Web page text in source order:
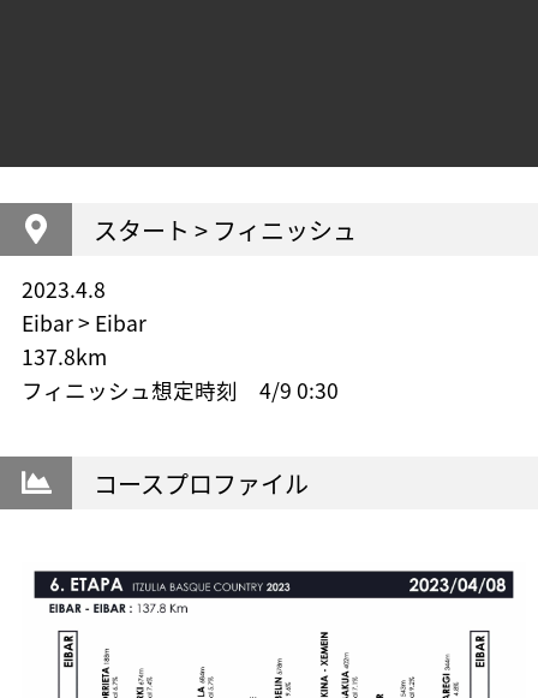
スタート > フィニッシュ
2023.4.8
Eibar > Eibar
137.8km
フィニッシュ想定時刻 4/9 0:30
コースプロファイル